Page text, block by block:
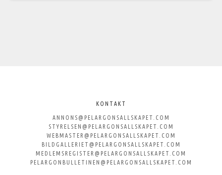
Svenska
Pelargonsällskapet
KONTAKT
ANNONS@PELARGONSALLSKAPET.COM
STYRELSEN@PELARGONSALLSKAPET.COM
WEBMASTER@PELARGONSALLSKAPET.COM
BILDGALLERIET@PELARGONSALLSKAPET.COM
MEDLEMSREGISTER@PELARGONSALLSKAPET.COM
PELARGONBULLETINEN@PELARGONSALLSKAPET.COM